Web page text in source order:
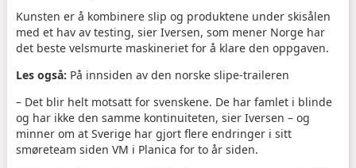
Kunsten er å kombinere slip og produktene under skisålen
med et hav av testing, sier Iversen, som mener Norge har
det beste velsmurte maskineriet for å klare den oppgaven.
Les også: På innsiden av den norske slipe-traileren
– Det blir helt motsatt for svenskene. De har famlet i blinde
og har ikke den samme kontinuiteten, sier Iversen – og
minner om at Sverige har gjort flere endringer i sitt
smøreteam siden VM i Planica for to år siden.